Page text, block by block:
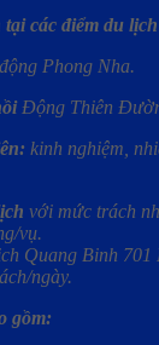
các điểm du lịch
Phong Nha.
Động Thiên
kinh nghiệm,
với mức trách
vụ.
01
ngày.
gồm: